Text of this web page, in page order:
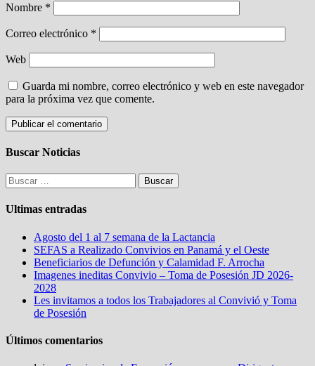
Nombre *
Correo electrónico *
Web
Guarda mi nombre, correo electrónico y web en este navegador
para la próxima vez que comente.
Buscar Noticias
Buscar:
Ultimas entradas
Agosto del 1 al 7 semana de la Lactancia
SEFAS a Realizado Convivios en Panamá y el Oeste
Beneficiarios de Defunción y Calamidad F. Arrocha
Imagenes ineditas Convivio – Toma de Posesión JD 2026-
2028
Les invitamos a todos los Trabajadores al Convivió y Toma
de Posesión
Últimos comentarios